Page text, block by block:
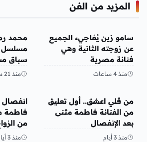
المزيد من الفن
الفن
سامو زين يُفاجيء الجميع
عن زوجته الثانية وهي
فنانة مصرية
منذ 4 ساعات
محمد
مسلسل
سباق
2027
منذ 21 ساعة
من قلي اعشق.. أول تعليق
من الفنانة فاطمة مثنى
بعد الإنفصال
منذ 3 أيام
الفن
انفصال
من
المنشور
منذ 3 أيام